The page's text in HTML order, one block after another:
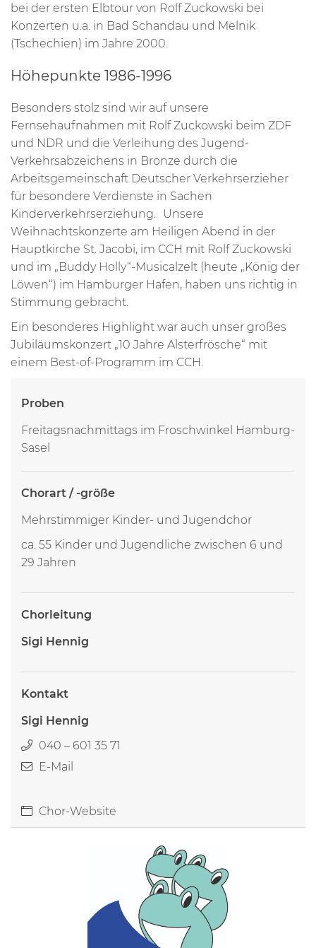
bei der ersten Elbtour von Rolf Zuckowski bei
Konzerten u.a. in Bad Schandau und Melnik
(Tschechien) im Jahre 2000.
Höhepunkte 1986-1996
Besonders stolz sind wir auf unsere
Fernsehaufnahmen mit Rolf Zuckowski beim ZDF
und NDR und die Verleihung des Jugend-
Verkehrsabzeichens in Bronze durch die
Arbeitsgemeinschaft Deutscher Verkehrserzieher
für besondere Verdienste in Sachen
Kinderverkehrserziehung. Unsere
Weihnachtskonzerte am Heiligen Abend in der
Hauptkirche St. Jacobi, im CCH mit Rolf Zuckowski
und im „Buddy Holly“-Musicalzelt (heute „König der
Löwen“) im Hamburger Hafen, haben uns richtig in
Stimmung gebracht.
Ein besonderes Highlight war auch unser großes
Jubiläumskonzert „10 Jahre Alsterfrösche“ mit
einem Best-of-Programm im CCH.
Proben
Freitagsnachmittags im Froschwinkel Hamburg-
Sasel
Chorart / -größe
Mehrstimmiger Kinder- und Jugendchor
ca. 55 Kinder und Jugendliche zwischen 6 und
29 Jahren
Chorleitung
Sigi Hennig
Kontakt
Sigi Hennig
040 – 601 35 71
E-Mail
Chor-Website